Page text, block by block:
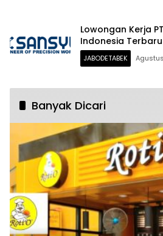
Lowongan Kerja
Indonesia
JABODETABEK
Banyak Dicari